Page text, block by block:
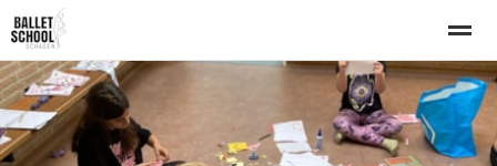
Home Lesrooster Proefles Tarieven